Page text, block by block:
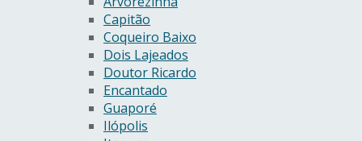
Capitão
Coqueiro Baixo
Dois Lajeados
Doutor Ricardo
Encantado
Guaporé
Ilópolis